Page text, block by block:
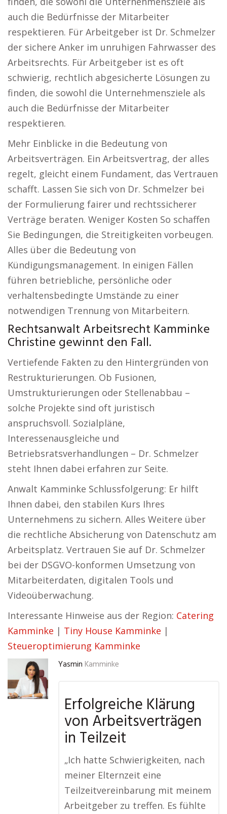
auch die Bedürfnisse der Mitarbeiter
respektieren. Für Arbeitgeber ist Dr. Schmelzer
der sichere Anker im unruhigen Fahrwasser des
Arbeitsrechts. Für Arbeitgeber ist es oft
schwierig, rechtlich abgesicherte Lösungen zu
finden, die sowohl die Unternehmensziele als
auch die Bedürfnisse der Mitarbeiter
respektieren.
Mehr Einblicke in die Bedeutung von
Arbeitsverträgen. Ein Arbeitsvertrag, der alles
regelt, gleicht einem Fundament, das Vertrauen
schafft. Lassen Sie sich von Dr. Schmelzer bei
der Formulierung fairer und rechtssicherer
Verträge beraten. Weniger Kosten So schaffen
Sie Bedingungen, die Streitigkeiten vorbeugen.
Alles über die Bedeutung von
Kündigungsmanagement. In einigen Fällen
führen betriebliche, persönliche oder
verhaltensbedingte Umstände zu einer
notwendigen Trennung von Mitarbeitern.
Rechtsanwalt Arbeitsrecht Kamminke
Christine gewinnt den Fall.
Vertiefende Fakten zu den Hintergründen von
Restrukturierungen. Ob Fusionen,
Umstrukturierungen oder Stellenabbau –
solche Projekte sind oft juristisch
anspruchsvoll. Sozialpläne,
Interessenausgleiche und
Betriebsratsverhandlungen – Dr. Schmelzer
steht Ihnen dabei erfahren zur Seite.
Anwalt Kamminke Schlussfolgerung: Er hilft
Ihnen dabei, den stabilen Kurs Ihres
Unternehmens zu sichern. Alles Weitere über
die rechtliche Absicherung von Datenschutz am
Arbeitsplatz. Vertrauen Sie auf Dr. Schmelzer
bei der DSGVO-konformen Umsetzung von
Mitarbeiterdaten, digitalen Tools und
Videoüberwachung.
Interessante Hinweise aus der Region: Catering
Kamminke | Tiny House Kamminke |
Steueroptimierung Kamminke
Yasmin Kamminke
Erfolgreiche Klärung
von Arbeitsverträgen
in Teilzeit
„Ich hatte Schwierigkeiten, nach
meiner Elternzeit eine
Teilzeitvereinbarung mit meinem
Arbeitgeber zu treffen. Es fühlte